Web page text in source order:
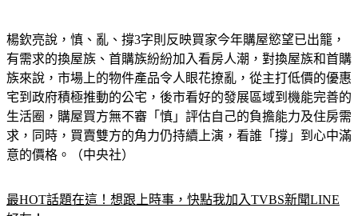
楊欽亮說，慎、亂、撐3字則反映買家今年購屋慾望已出籠，
有需求的換屋族、首購族紛紛加入看房人潮，對換屋族和首購
族來說，市場上的物件產品令人眼花撩亂，從主打低價的優惠
宅到政府積極推動的公宅，後市看好的發展區域到機能完善的
生活圈，購屋買方無不審「慎」評估自己的負擔能力及住房需
求，同時，買賣雙方的角力仍持續上演，看誰「撐」到心中滿
意的價格。（中央社）
最HOT話題在這！想跟上時事，快點我加入TVBS新聞LINE